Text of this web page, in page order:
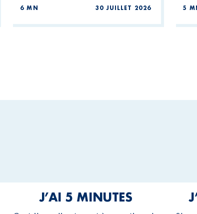
6 MN 30 JUILLET 2026 5
J’AI 5 MINUTES